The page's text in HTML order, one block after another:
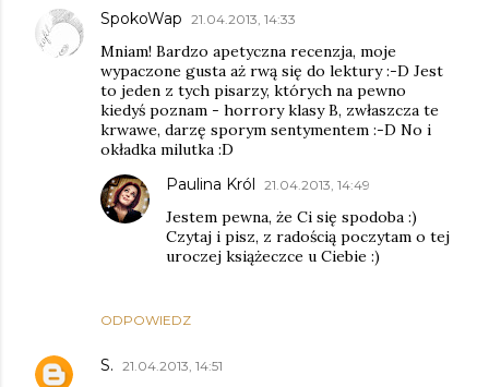
SpokoWap 21.04.2013, 14:33
Mniam! Bardzo apetyczna recenzja, moje
wypaczone gusta aż rwą się do lektury :-D Jest
to jeden z tych pisarzy, których na pewno
kiedyś poznam - horrory klasy B, zwłaszcza te
krwawe, darzę sporym sentymentem :-D No i
okładka milutka :D
ODPOWIEDZ
Paulina Król 21.04.2013, 14:49
Jestem pewna, że Ci się spodoba :)
Czytaj i pisz, z radością poczytam o tej
uroczej książeczce u Ciebie :)
S. 21.04.2013, 14:51